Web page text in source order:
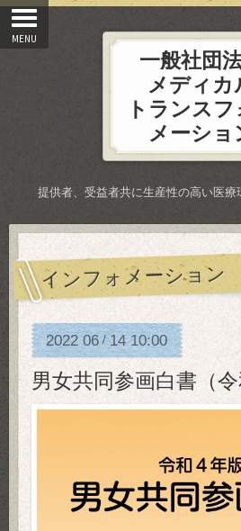
一般社団
メディカ
トランスフ
メーショ
提供者、受益者共に生産性の高い医療
インフォメーション
2022 06/14 10:00
男女共同参画白書（令